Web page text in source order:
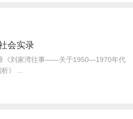
会实录
刘家湾往事——关于1950—1970年代
》 ...